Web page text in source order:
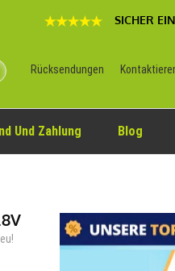
SICHER
Rücksendungen
Und Zahlung Blog